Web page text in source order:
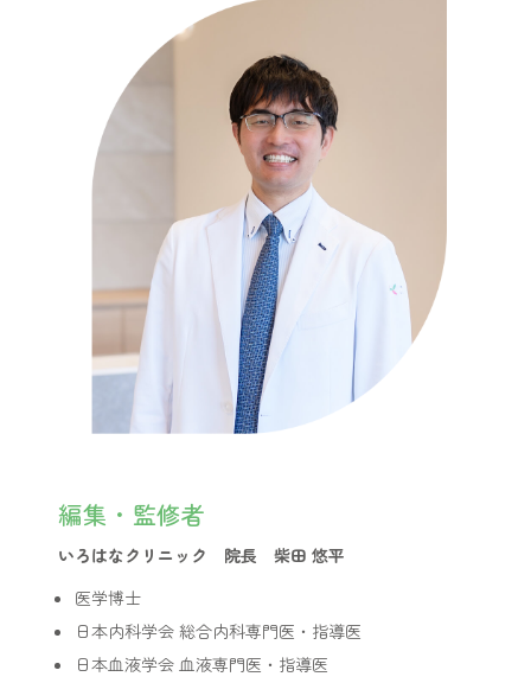
編集・監修者
いろはなクリニック 院長 柴田 悠平
医学博士
日本内科学会 総合内科専門医・指導医
日本血液学会 血液専門医・指導医